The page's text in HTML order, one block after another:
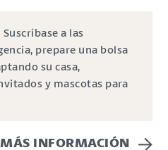
Suscríbase a las
prepare una bolsa
su casa,
y mascotas para
MÁS INFORMACIÓN